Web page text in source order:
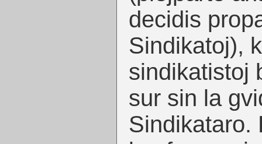
decidis
Sindikatoj),
sindikatistoj
sur sin la
Sindikataro.